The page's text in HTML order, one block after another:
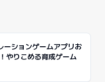
ーションゲームアプリお
やりこめる育成ゲーム